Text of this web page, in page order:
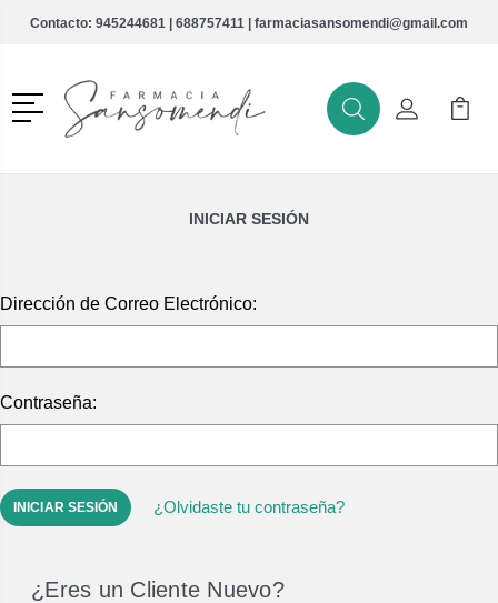
Contacto: 945244681 | 688757411 | farmaciasansomendi@gmail.com
Menú
BuscarMi Cuenta
Mi
INICIAR SESIÓN
Dirección de Correo Electrónico:
Contraseña:
¿Olvidaste tu contraseña?
¿Eres un Cliente Nuevo?